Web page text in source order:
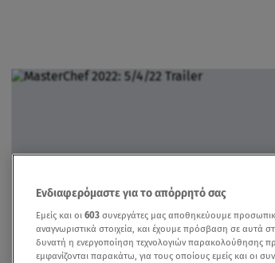
Ενδιαφερόμαστε για το απόρρητό σας
Εμείς και οι 603 συνεργάτες μας αποθηκεύουμε
αναγνωριστικά στοιχεία, και έχουμε πρόσβαση σε αυτά
δυνατή η ενεργοποίηση τεχνολογιών παρακολούθησης
εμφανίζονται παρακάτω, για τους οποίους εμείς και οι